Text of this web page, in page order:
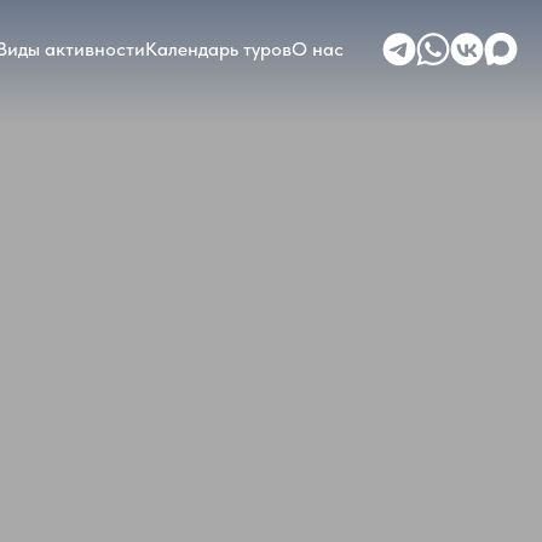
активностиКалендарь туровО нас